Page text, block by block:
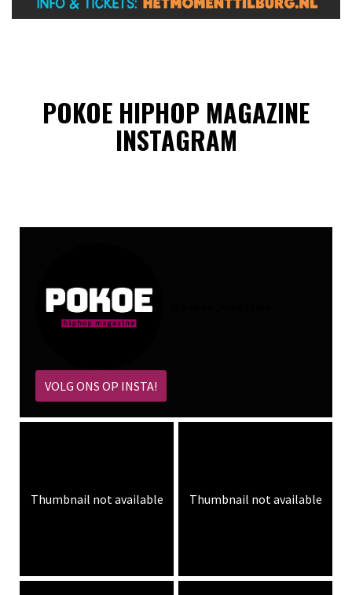
POKOE HIPHOP MAGAZINE
INSTAGRAM
VOLG ONS OP INSTA!
Thumbnail not available Thumbnail not available